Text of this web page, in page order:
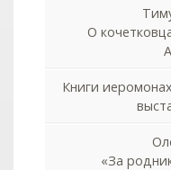
О
Книги
«За